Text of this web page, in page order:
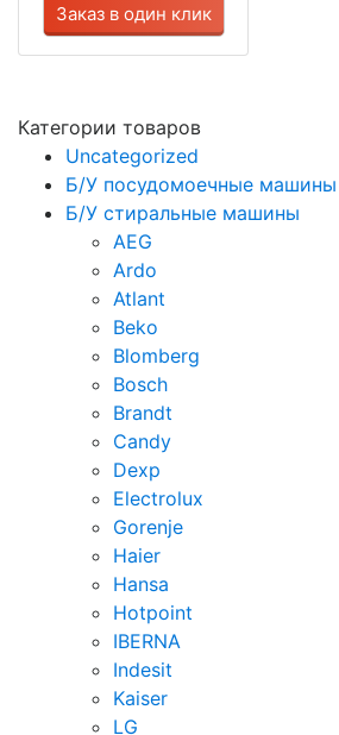
Заказ в один клик
Категории товаров
Uncategorized
Б/У посудомоечные машины
Б/У стиральные машины
AEG
Ardo
Atlant
Beko
Blomberg
Bosch
Brandt
Candy
Dexp
Electrolux
Gorenje
Haier
Hansa
Hotpoint
IBERNA
Indesit
Kaiser
LG